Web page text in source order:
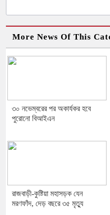
More News Of This
৩০ নভেম্বরের পর অকার্যকর হবে
পুরোনো বিআইএন
রাজবাড়ী-কুষ্টিয়া মহাসড়ক যেন
মরণফাঁদ, দেড় বছরে ৩৫ মৃত্যু